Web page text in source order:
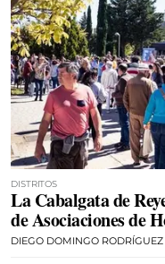
DISTRITOS
La Cabalgata de
de Asociaciones de
DIEGO DOMINGO RODRÍGUEZ